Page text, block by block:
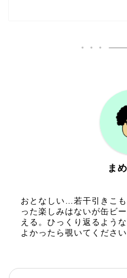
ま
おとなしい…若干引きこ
った楽しみはないが缶ビ
える。ひっくり返るよう
よかったら覗いてください